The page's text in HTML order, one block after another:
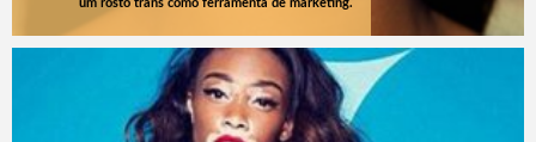
um rosto trans como ferramenta de marketing.